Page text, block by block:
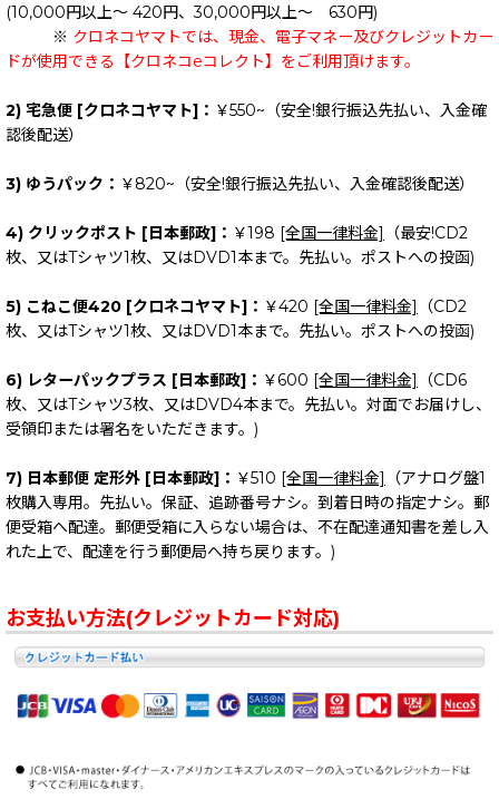
(10,000円以上～ 420円、30,000円以上～ 630円)
※ クロネコヤマトでは、現金、電子マネー及びクレジットカー
ドが使用できる【クロネコeコレクト】をご利用頂けます。
2) 宅急便 [クロネコヤマト]： ￥550~（安全!銀行振込先払い、入金確
認後配送）
3) ゆうパック： ￥820~（安全!銀行振込先払い、入金確認後配送）
4) クリックポスト [日本郵政]： ￥198 [全国一律料金]
（最安!CD2
枚、又はTシャツ1枚、又はDVD1本まで。先払い。ポストへの投函)
5) こねこ便420 [クロネコヤマト]： ￥420 [全国一律料金]
（CD2
枚、又はTシャツ1枚、又はDVD1本まで。先払い。ポストへの投函)
6) レターパックプラス [日本郵政]： ￥600 [全国一律料金]
（CD6
枚、又はTシャツ3枚、又はDVD4本まで。先払い。対面でお届けし、
受領印または署名をいただきます。)
7) 日本郵便 定形外 [日本郵政]： ￥510 [全国一律料金]
（アナログ盤1
枚購入専用。先払い。保証、追跡番号ナシ。到着日時の指定ナシ。郵
便受箱へ配達。郵便受箱に入らない場合は、不在配達通知書を差し入
れた上で、配達を行う郵便局へ持ち戻ります。)
お支払い方法(クレジットカード対応)